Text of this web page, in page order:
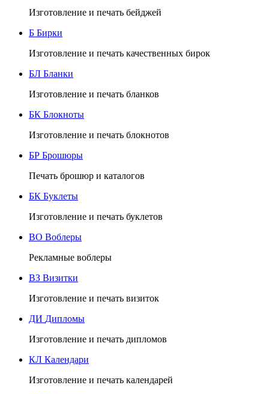
Изготовление и печать бейджей
Б Бирки
Изготовление и печать качественных бирок
БЛ Бланки
Изготовление и печать бланков
БК Блокноты
Изготовление и печать блокнотов
БР Брошюры
Печать брошюр и каталогов
БК Буклеты
Изготовление и печать буклетов
ВО Воблеры
Рекламные воблеры
ВЗ Визитки
Изготовление и печать визиток
ДИ Дипломы
Изготовление и печать дипломов
КЛ Календари
Изготовление и печать календарей